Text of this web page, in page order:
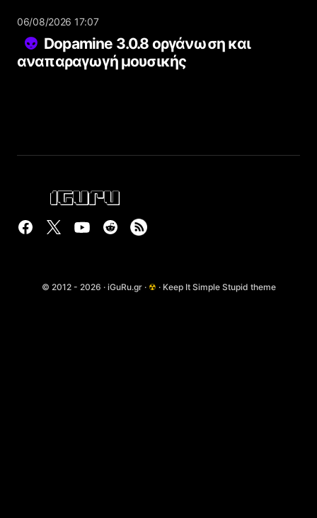
06/08/2026 17:07
Dopamine 3.0.8 οργάνωση και
αναπαραγωγή μουσικής
© 2012 - 2026 · iGuRu.gr · ☢ · Keep It Simple Stupid theme